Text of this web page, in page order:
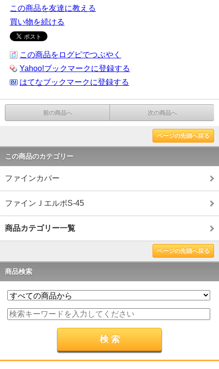
この商品を友達に教える
買い物を続ける
この商品をログピでつぶやく
Yahoo!ブックマークに登録する
はてなブックマークに登録する
前の商品へ 次の商品へ
ページの先頭へ戻る
この商品のカテゴリー
ファインカバー
ファインＪエルボS-45
商品カテゴリー一覧
ページの先頭へ戻る
商品検索